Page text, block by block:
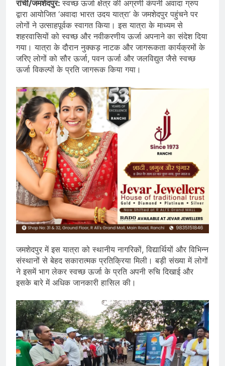
रांची/जमशेदपुर:स्वच्छ ऊर्जा क्षेत्र की अग्रणी कंपनी अवादा ग्रुप
द्वारा आयोजित ‘अवादा भारत उदय यात्रा’ के जमशेदपुर पहुंचने पर
लोगों ने उत्साहपूर्वक स्वागत किया। इस यात्रा के माध्यम से
शहरवासियों को स्वच्छ और नवीकरणीय ऊर्जा अपनाने का संदेश दिया
गया। यात्रा के दौरान नुक्कड़ नाटक और जागरूकता कार्यक्रमों के
जरिए लोगों को सौर ऊर्जा, पवन ऊर्जा और जलविद्युत जैसे स्वच्छ
ऊर्जा विकल्पों के प्रति जागरूक किया गया।
जमशेदपुर में इस यात्रा को स्थानीय नागरिकों, विद्यार्थियों और विभिन्न
संस्थानों से बेहद सकारात्मक प्रतिक्रिया मिली। बड़ी संख्या में लोगों
ने इसमें भाग लेकर स्वच्छ ऊर्जा के प्रति अपनी रुचि दिखाई और
इसके बारे में अधिक जानकारी हासिल की।